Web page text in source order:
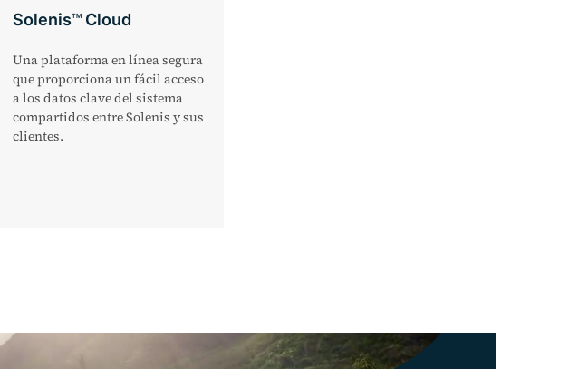
SolenisTM Cloud
Una plataforma en línea segura
que proporciona un fácil acceso
a los datos clave del sistema
compartidos entre Solenis y sus
clientes.